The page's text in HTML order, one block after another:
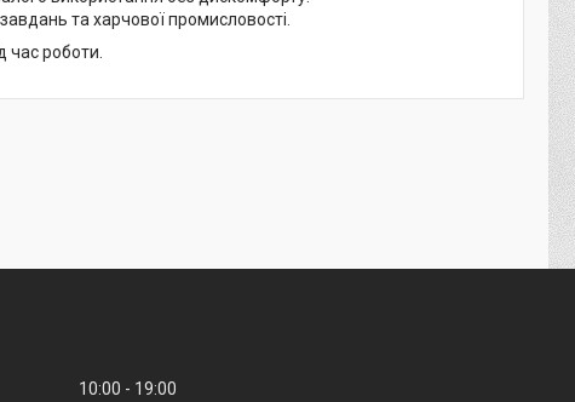
та харчової промисловості.
час роботи.
10:00
19:00